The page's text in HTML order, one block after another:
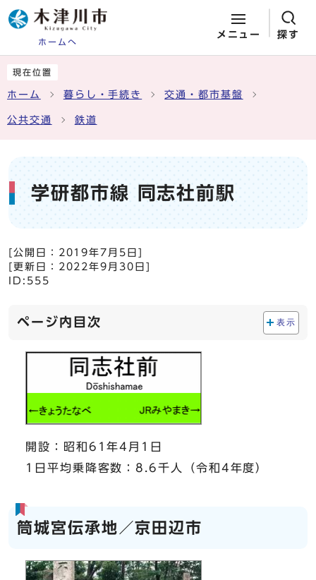
ホームへ
メニュー 探す
現在位置
ホーム 暮らし・手続き 交通・都市基盤
公共交通 鉄道
学研都市線 同志社前駅
[公開日： 2019年7月5日
[更新日： 2022年9月30日
ID:555
ページ内目次 表示
開設：昭和61年4月1日
1日平均乗降客数：8.6千人（令和4年度）
筒城宮伝承地／京田辺市